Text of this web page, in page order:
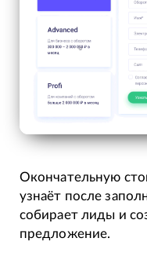
Окончательную
узнаёт после
собирает лиды и
предложение.